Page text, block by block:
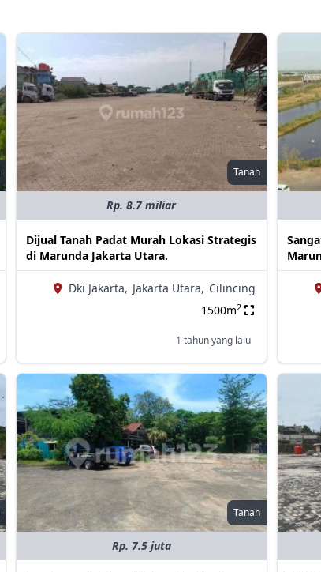
Tanah
Rp. 8.7 miliar
Dijual Tanah Padat Murah Lokasi Strategis
di Marunda Jakarta Utara.
Dki Jakarta, Jakarta Utara, Cilincing
1500m2
1 tahun yang lalu
Tanah
Rp. 7.5 juta